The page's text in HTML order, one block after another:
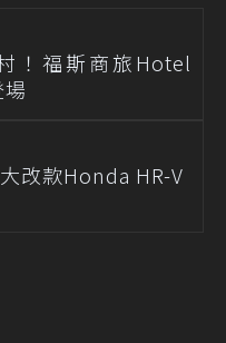
！福斯商旅Hotel
改款Honda HR-V